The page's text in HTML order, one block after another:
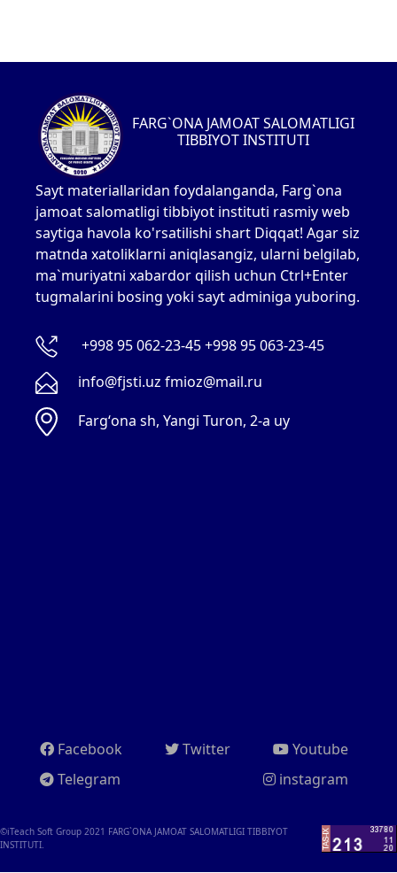
FARG`ONA JAMOAT SALOMATLIGI
TIBBIYOT INSTITUTI
Sayt materiallaridan foydalanganda, Farg`ona
jamoat salomatligi tibbiyot instituti rasmiy web
saytiga havola ko'rsatilishi shart Diqqat! Agar siz
matnda xatoliklarni aniqlasangiz, ularni belgilab,
ma`muriyatni xabardor qilish uchun Ctrl+Enter
tugmalarini bosing yoki sayt adminiga yuboring.
+998 95 062-23-45 +998 95 063-23-45
info@fjsti.uz fmioz@mail.ru
Fargʻona sh, Yangi Turon, 2-a uy
Facebook Twitter
Youtube
Telegram
instagram
©iTeach Soft Group 2021 FARG`ONA JAMOAT SALOMATLIGI TIBBIYOT
INSTITUTI.